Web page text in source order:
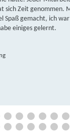
sich Zeit genommen.
Spaß gemacht, ich
einiges gelernt.